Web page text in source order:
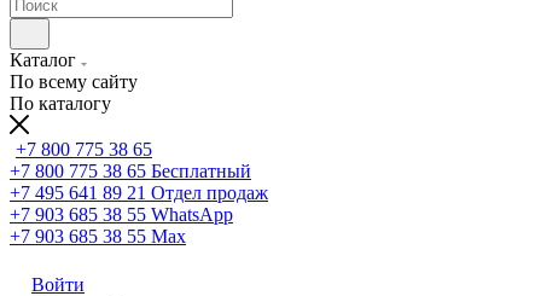
Каталог
По всему сайту
По каталогу
+7 800 775 38 65
+7 800 775 38 65 Бесплатный
+7 495 641 89 21 Отдел продаж
+7 903 685 38 55 WhatsApp
+7 903 685 38 55 Max
Войти